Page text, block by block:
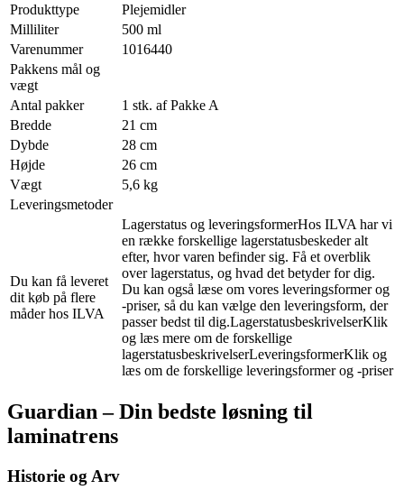
Produkttype
Plejemidler
Milliliter
500 ml
Varenummer
1016440
Pakkens mål og
vægt
Antal pakker
1 stk. af Pakke A
Bredde
21 cm
Dybde
28 cm
Højde
26 cm
Vægt
5,6 kg
Leveringsmetoder
Du kan få leveret
dit køb på flere
måder hos ILVA
Lagerstatus og leveringsformerHos ILVA har vi
en række forskellige lagerstatusbeskeder alt
efter, hvor varen befinder sig. Få et overblik
over lagerstatus, og hvad det betyder for dig.
Du kan også læse om vores leveringsformer og
-priser, så du kan vælge den leveringsform, der
passer bedst til dig.LagerstatusbeskrivelserKlik
og læs mere om de forskellige
lagerstatusbeskrivelserLeveringsformerKlik og
læs om de forskellige leveringsformer og -priser
Guardian – Din bedste løsning til
laminatrens
Historie og Arv